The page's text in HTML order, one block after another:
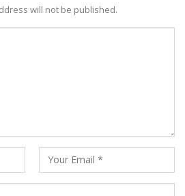
will not be published.